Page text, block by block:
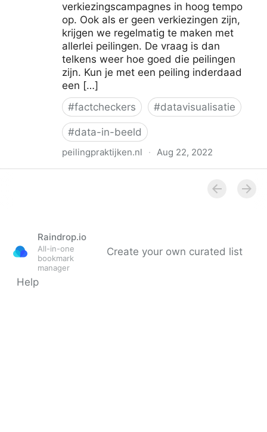
verkiezingscampagnes in hoog tempo
op. Ook als er geen verkiezingen zijn,
krijgen we regelmatig te maken met
allerlei peilingen. De vraag is dan
telkens weer hoe goed die peilingen
zijn. Kun je met een peiling inderdaad
een […]
#factcheckers #datavisualisatie
#data-in-beeld
peilingpraktijken.nl · Aug 22, 2022
Raindrop.io
All-in-one
bookmark
manager
Create your own curated list
Help